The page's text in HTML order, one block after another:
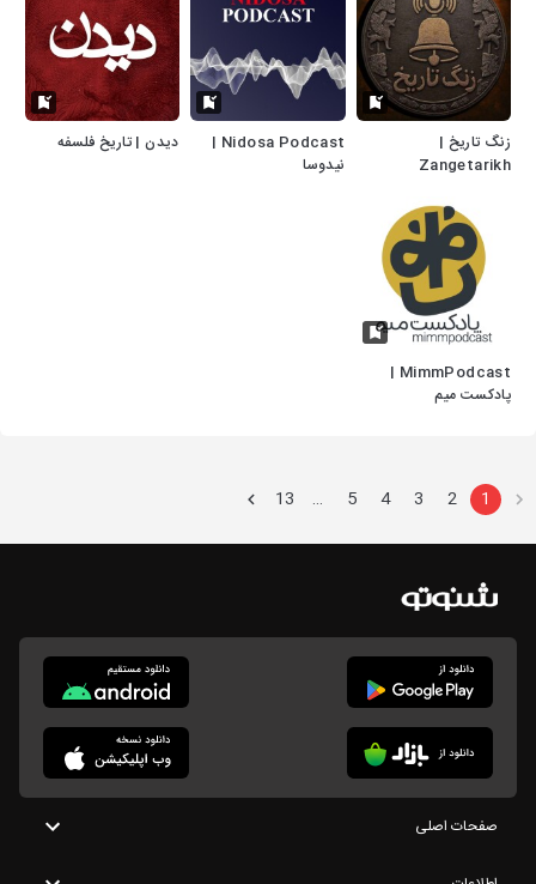
زنگ تاریخ |
Zangetarikh
Nidosa Podcast |
نیدوسا
دیدن | تاریخ فلسفه
MimmPodcast |
پادکست میم
1
2
3
4
5
…
13
صفحات اصلی